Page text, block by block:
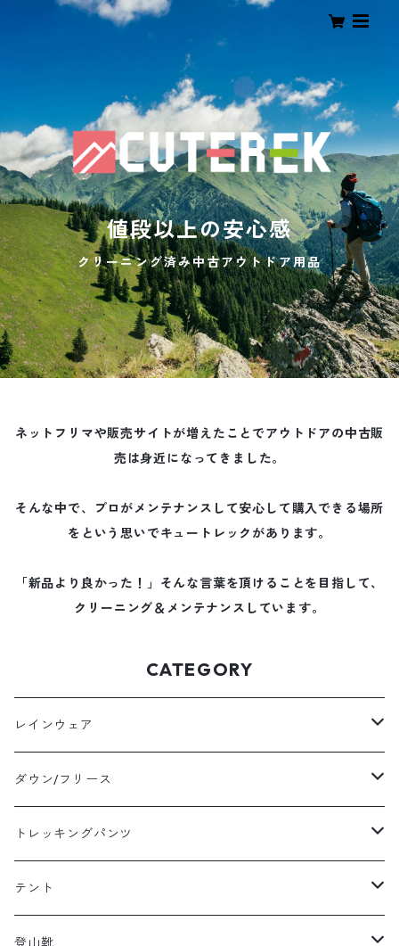
値段以上の安心感
クリーニング済み中古アウトドア用品
ネットフリマや販売サイトが増えたことでアウトドアの中古販
売は身近になってきました。
そんな中で、プロがメンテナンスして安心して購入できる場所
をという思いでキュートレックがあります。
「新品より良かった！」そんな言葉を頂けることを目指して、
クリーニング＆メンテナンスしています。
CATEGORY
レインウェア
メンズレインウェア
レディースレインウェア
キッズレインウェア
ダウン/フリース
メンズ ダウン/フリース
レディース ダウン/フリース
キッズ ダウン/フリース
トレッキングパンツ
メンズトレッキングパンツ
レディーストレッキングパンツ
テント
キャンプテント
登山靴